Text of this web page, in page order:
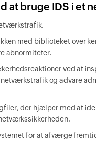
at bruge IDS i et
med biblioteket over
abnormiteter.
ved at
og advare
der hjælper med at
for at afværge